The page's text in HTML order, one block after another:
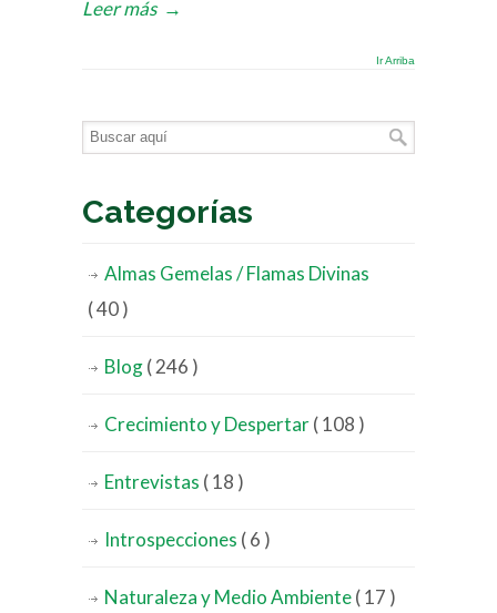
Leer más →
Ir Arriba
Categorías
Almas Gemelas / Flamas Divinas
( 40 )
Blog( 246 )
Crecimiento y Despertar( 108 )
Entrevistas ( 18 )
Introspecciones ( 6 )
Naturaleza y Medio Ambiente( 17 )